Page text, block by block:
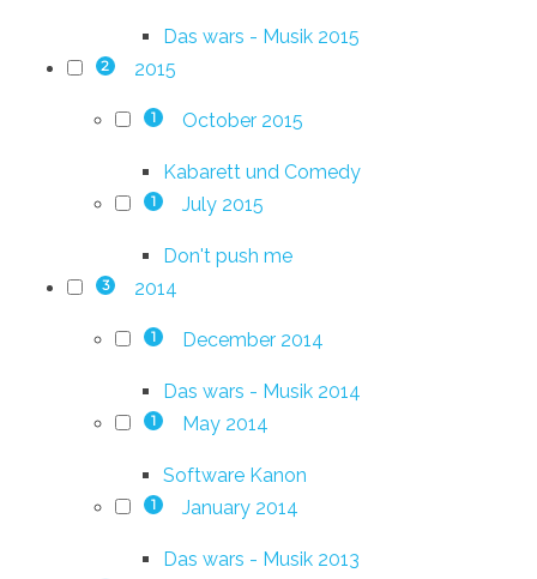
Das wars - Musik 2015
2 2015
1 October 2015
Kabarett und Comedy
1 July 2015
Don't push me
3 2014
1 December 2014
Das wars - Musik 2014
1 May 2014
Software Kanon
1 January 2014
Das wars - Musik 2013